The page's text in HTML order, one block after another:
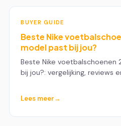
BUYER GUIDE
Beste Nike
model past bij jou?
Beste Nike voetbalschoenen
bij jou?: vergelijking, reviews
Lees meer